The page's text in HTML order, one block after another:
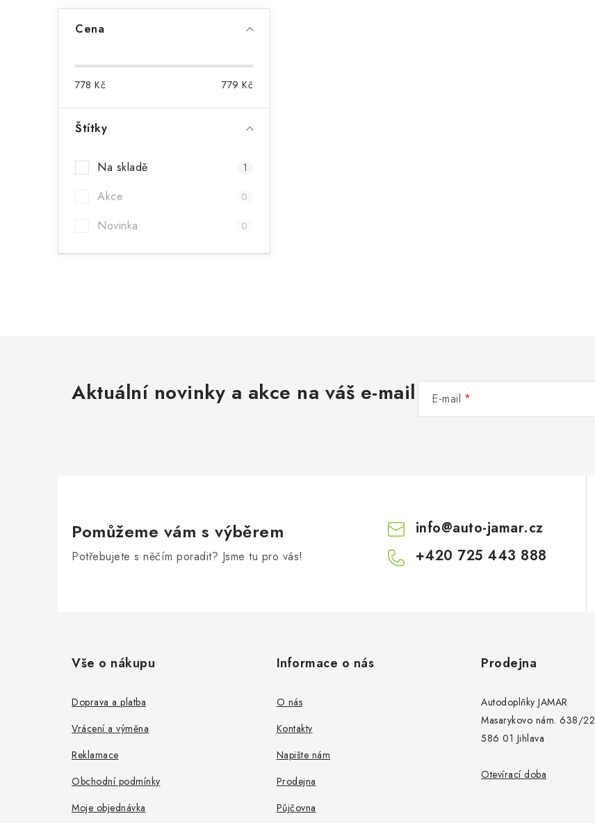
Cena
778 Kč 779 Kč
Štítky
Na skladě 1
Akce 0
Novinka 0
Aktuální novinky a akce na váš e-mail E-mail
Pomůžeme vám s výběrem
Potřebujete s něčím poradit? Jsme tu pro vás!
info@auto-jamar.cz
+420 725 443 888
Vše o nákupu
Doprava a platba
Vrácení a výměna
Reklamace
Obchodní podmínky
Moje objednávka
Informace o nás
O nás
Kontakty
Napište nám
Prodejna
Půjčovna
Prodejna
Autodoplňky JAMAR
Masarykovo nám. 638/22
586 01 Jihlava
Otevírací doba